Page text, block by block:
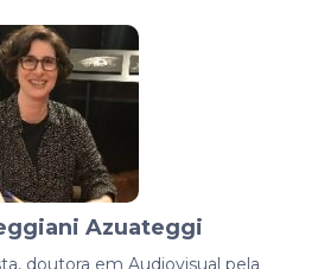
Azuateggi
doutora em Audiovisual pela